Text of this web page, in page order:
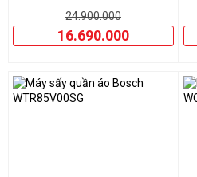
24.900.000
16.690.000